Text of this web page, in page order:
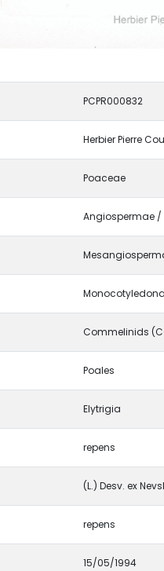
PCPR000832
Herbier Pierre
Poaceae
Angiospermae
Commelinids
Poales
Elytrigia
repens
(L.) Desv. ex
repens
15/05/1994